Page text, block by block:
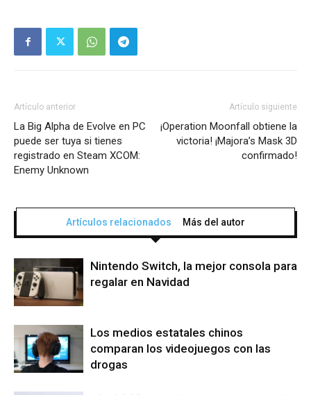
Artículo anterior
La Big Alpha de Evolve en PC
puede ser tuya si tienes
registrado en Steam XCOM:
Enemy Unknown
Artículo siguiente
¡Operation Moonfall obtiene la
victoria! ¡Majora’s Mask 3D
confirmado!
Artículos relacionados Más del autor
Nintendo Switch, la mejor consola para
regalar en Navidad
Los medios estatales chinos
comparan los videojuegos con las
drogas